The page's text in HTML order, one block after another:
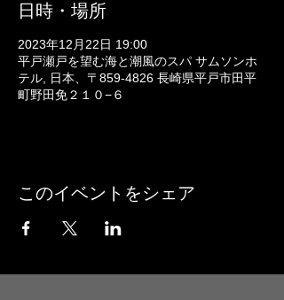
日時・場所
2023年12月22日 19:00
平戸瀬戸を望む海と潮風のスパ サムソンホ
テル, 日本、〒859-4826 長崎県平戸市田平
町野田免２１０−６
このイベントをシェア